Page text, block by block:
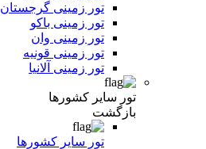
تور زمینی گرجستان
تور زمینی باکو
تور زمینی وان
تور زمینی قونیه
تور زمینی آلانیا
تور سایر کشورها
بازگشت
تور سایر کشورها